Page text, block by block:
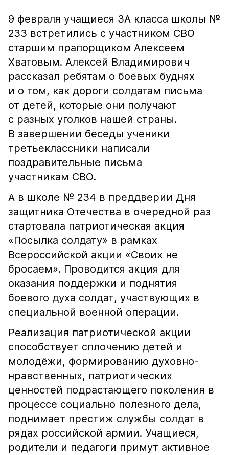
9 февраля учащиеся 3А класса школы №
233 встретились с участником СВО
старшим прапорщиком Алексеем
Хватовым. Алексей Владимирович
рассказал ребятам о боевых буднях
и о том, как дороги солдатам письма
от детей, которые они получают
с разных уголков нашей страны.
В завершении беседы ученики
третьеклассники написали
поздравительные письма
участникам СВО.
А в школе № 234 в преддверии Дня
защитника Отечества в очередной раз
стартовала патриотическая акция
«Посылка солдату» в рамках
Всероссийской акции «Своих не
бросаем». Проводится акция для
оказания поддержки и поднятия
боевого духа солдат, участвующих в
специальной военной операции.
Реализация патриотической акции
способствует сплочению детей и
молодёжи, формированию духовно-
нравственных, патриотических
ценностей подрастающего поколения в
процессе социально полезного дела,
поднимает престиж службы солдат в
рядах российской армии. Учащиеся,
родители и педагоги примут активное